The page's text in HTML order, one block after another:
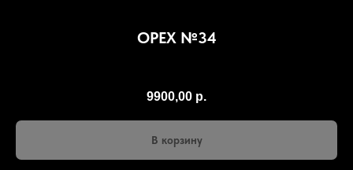
ОРЕХ №34
9900,00 р.
В корзину